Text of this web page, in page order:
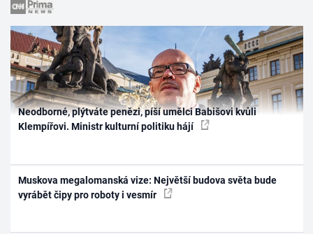
Neodborné, plýtváte penězi, píší umělci Babišovi kvůli
Klempířovi. Ministr kulturní politiku hájí
Muskova megalomanská vize: Největší budova světa bude
vyrábět čipy pro roboty i vesmír